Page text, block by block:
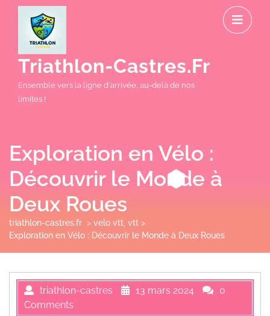
Triathlon-Castres.fr
Ensemble vers la ligne d'arrivée, au-delà de nos
limites !
Exploration en Vélo :
Découvrir le Monde à
Deux Roues
triathlon-castres.fr > velo vtt vtt >
Exploration en Vélo : Découvrir le Monde à Deux Roues
triathlon-castres 13 mars 2024
0
Comments